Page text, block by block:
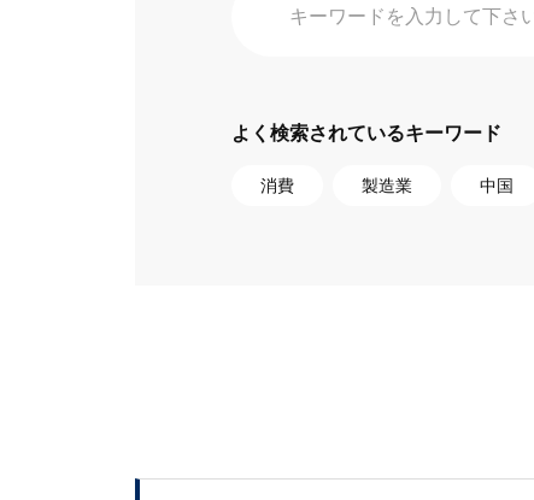
よく検索されているキーワード
消費 製造業 中国